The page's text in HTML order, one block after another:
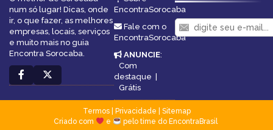
num só lugar! Dicas, onde
ir, o que fazer, as melhores
empresas, locais, serviços
e muito mais no guia
Encontra Sorocaba.
EncontraSorocaba
Fale com o
EncontraSorocaba
ANUNCIE:
Com
destaque |
Grátis
Termos| Privacidade
Sitemap
Criado com
e pelo time do EncontraBrasil